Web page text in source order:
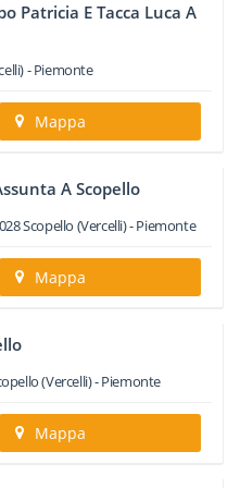
Patricia E Tacca Luca A
-Piemonte
Mappa
A Scopello
Scopello (Vercelli) -Piemonte
Mappa
(Vercelli) -Piemonte
Mappa